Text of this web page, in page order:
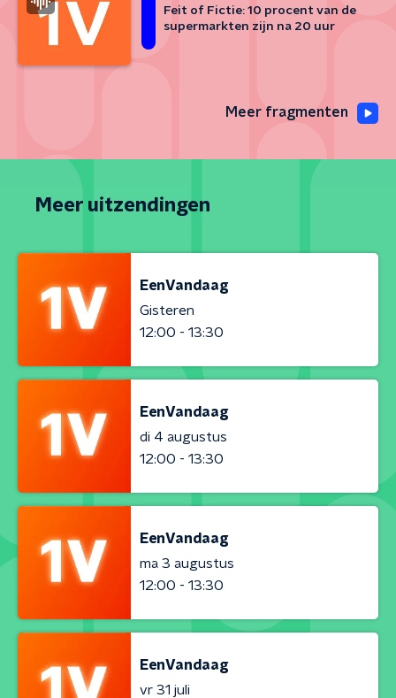
Feit of Fictie: 10 procent van de
supermarkten zijn na 20 uur
Meer fragmenten
Meer uitzendingen
EenVandaag
Gisteren
12:00 - 13:30
EenVandaag
di 4 augustus
12:00 - 13:30
EenVandaag
ma 3 augustus
12:00 - 13:30
EenVandaag
vr 31 juli